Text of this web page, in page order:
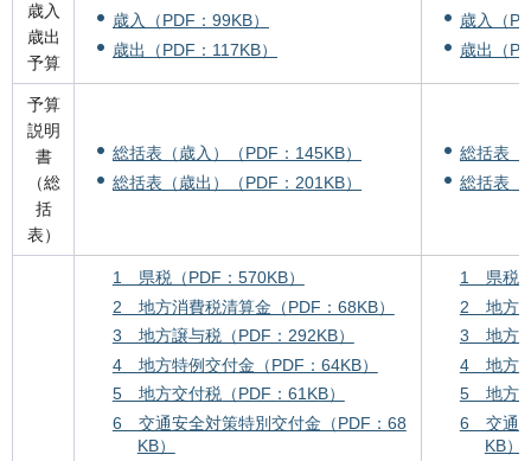
歳入
歳出
予算
歳入（PDF：99KB）
歳出（PDF：117KB）
歳入（
歳出（
予算
説明
書
（総
括
表）
総括表（歳入）（PDF：145KB）
総括表（歳出）（PDF：201KB）
総括表（
総括表（
1 県税（PDF：570KB）
2 地方消費税清算金（PDF：68KB）
3 地方譲与税（PDF：292KB）
4 地方特例交付金（PDF：64KB）
5 地方交付税（PDF：61KB）
6 交通安全対策特別交付金（PDF：68
KB）
1 県税
2 地方
3 地方
4 地方特
5 地方
6 交通安
KB）